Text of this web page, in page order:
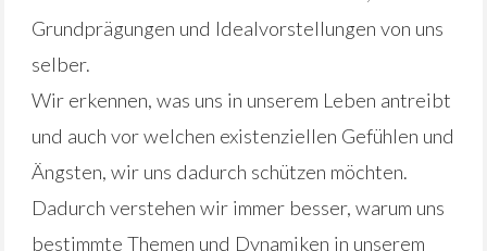
Grundprägungen und Idealvorstellungen von uns
selber.
Wir erkennen, was uns in unserem Leben antreibt
und auch vor welchen existenziellen Gefühlen und
Ängsten, wir uns dadurch schützen möchten.
Dadurch verstehen wir immer besser, warum uns
bestimmte Themen und Dynamiken in unserem